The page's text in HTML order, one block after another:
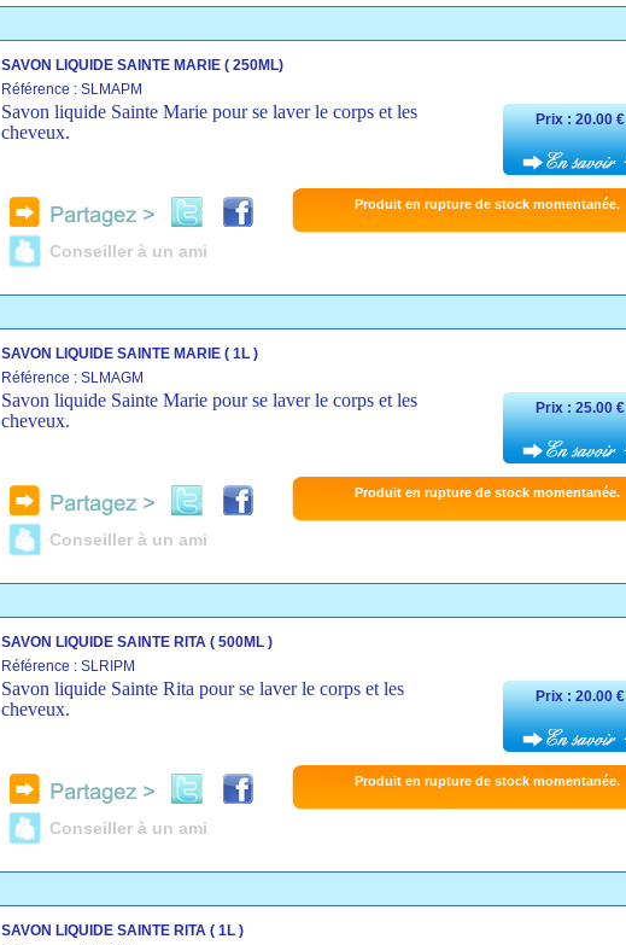
SAVON LIQUIDE SAINTE MARIE ( 250ML)
Référence : SLMAPM
Savon liquide Sainte Marie pour se laver le corps et les
cheveux.
Prix : 20.00 €
Produit en rupture de stock momentanée.
Conseiller à un ami
SAVON LIQUIDE SAINTE MARIE ( 1L )
Référence : SLMAGM
Savon liquide Sainte Marie pour se laver le corps et les
cheveux.
Prix : 25.00 €
Produit en rupture de stock momentanée.
Conseiller à un ami
SAVON LIQUIDE SAINTE RITA ( 500ML )
Référence : SLRIPM
Savon liquide Sainte Rita pour se laver le corps et les
cheveux.
Prix : 20.00 €
Produit en rupture de stock momentanée.
Conseiller à un ami
SAVON LIQUIDE SAINTE RITA ( 1L )